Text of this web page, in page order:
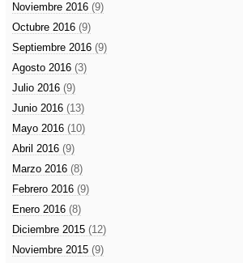
Noviembre 2016 (9)
Octubre 2016 (9)
Septiembre 2016 (9)
Agosto 2016 (3)
Julio 2016 (9)
Junio 2016 (13)
Mayo 2016 (10)
Abril 2016 (9)
Marzo 2016 (8)
Febrero 2016 (9)
Enero 2016 (8)
Diciembre 2015 (12)
Noviembre 2015 (9)